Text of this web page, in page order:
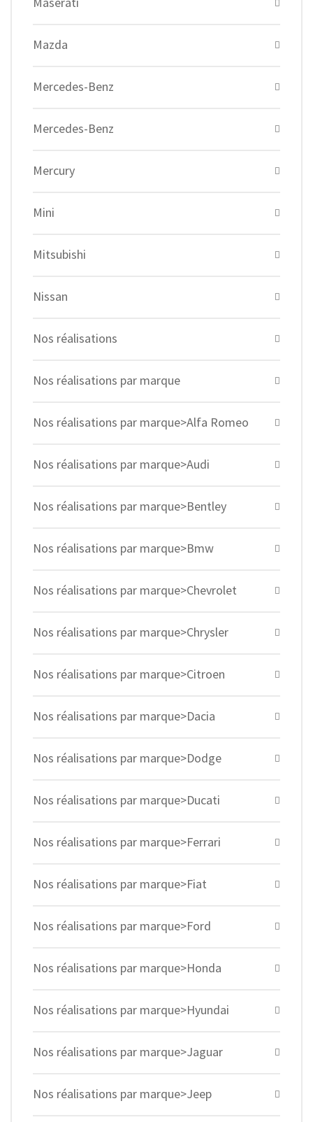
Mazda
Mercedes-Benz
Mercedes-Benz
Mercury
Mini
Mitsubishi
Nissan
Nos réalisations
Nos réalisations par marque
Nos réalisations par marque>Alfa Romeo
Nos réalisations par marque>Audi
Nos réalisations par marque>Bentley
Nos réalisations par marque>Bmw
Nos réalisations par marque>Chevrolet
Nos réalisations par marque>Chrysler
Nos réalisations par marque>Citroen
Nos réalisations par marque>Dacia
Nos réalisations par marque>Dodge
Nos réalisations par marque>Ducati
Nos réalisations par marque>Ferrari
Nos réalisations par marque>Fiat
Nos réalisations par marque>Ford
Nos réalisations par marque>Honda
Nos réalisations par marque>Hyundai
Nos réalisations par marque>Jaguar
Nos réalisations par marque>Jeep